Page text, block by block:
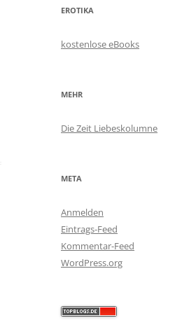
EROTIKA
kostenlose eBooks
MEHR
Die Zeit Liebeskolumne
META
Anmelden
Eintrags-Feed
Kommentar-Feed
WordPress.org